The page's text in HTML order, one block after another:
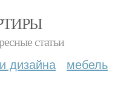
статьи
дизайна мебель